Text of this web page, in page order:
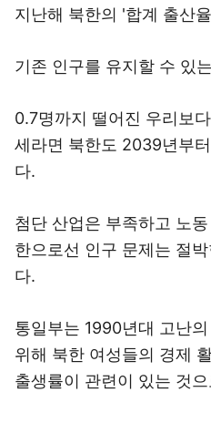
지난해 북한의 '합계 출산
기존 인구를 유지할 수 있
0.7명까지 떨어진 우리보
세라면 북한도 2039년부
다.
첨단 산업은 부족하고 노
한으로선 인구 문제는 절
다.
통일부는 1990년대 고난
위해 북한 여성들의 경제
출생률이 관련이 있는 것